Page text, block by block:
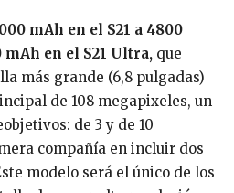
mAh en el S21 a 4800
mAh en el S21 Ultra, que
más grande (6,8 pulgadas)
de 108 megapixeles, un
de 3 y de 10
compañía en incluir dos
modelo será el único de los